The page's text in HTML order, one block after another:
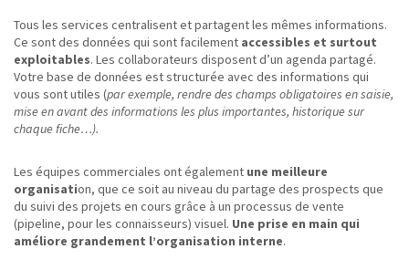
Tous les services centralisent et partagent les mêmes informations.
Ce sont des données qui sont facilement accessibles et surtout
exploitables. Les collaborateurs disposent d’un agenda partagé.
Votre base de données est structurée avec des informations qui
vous sont utiles (par exemple, rendre des champs obligatoires en saisie,
mise en avant des informations les plus importantes, historique sur
chaque fiche…).
Les équipes commerciales ont également une meilleure
organisation, que ce soit au niveau du partage des prospects que
du suivi des projets en cours grâce à un processus de vente
(pipeline, pour les connaisseurs) visuel. Une prise en main qui
améliore grandement l’organisation interne.